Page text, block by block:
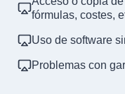
fórmulas, costes,
Uso de software
Problemas con